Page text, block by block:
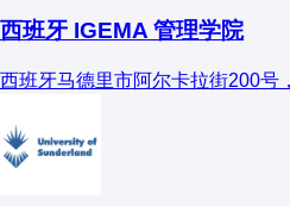
西班牙 IGEMA 管理学院
西班牙马德里市阿尔卡拉街200号